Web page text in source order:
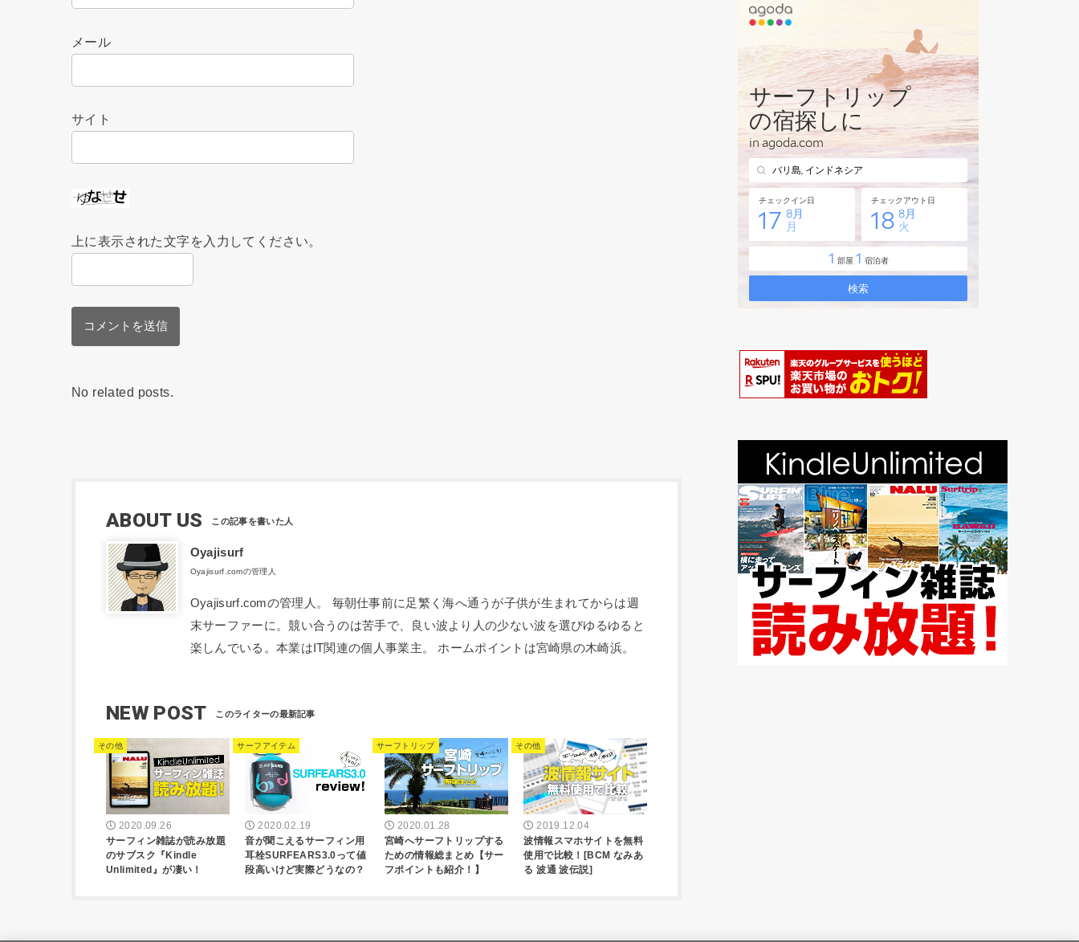
メール
サイト
上に表示された文字を入力してください。
No related posts.
ABOUT US
Oyajisurf
Oyajisurf.comの管理人
Oyajisurf.comの管理人。 毎朝仕事前に足繁く海へ通うが子供が生まれてからは週
末サーファーに。競い合うのは苦手で、良い波より人の少ない波を選びゆるゆると
楽しんでいる。本業はIT関連の個人事業主。 ホームポイントは宮崎県の木崎浜。
NEW POST
その他
2020.09.26
サーフィン雑誌が読み放題
のサブスク『Kindle
Unlimited』が凄い！
サーフアイテム
2020.02.19
音が聞こえるサーフィン用
耳栓SURFEARS3.0って値
段高いけど実際どうなの？
サーフトリップ
2020.01.28
宮崎へサーフトリップする
ための情報総まとめ【サー
フポイントも紹介！】
その他
2019.12.04
波情報スマホサイトを無料
使用で比較！[BCM なみあ
る 波通 波伝説]